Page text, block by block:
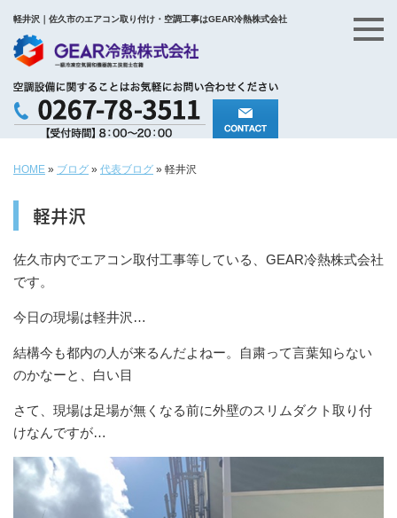
軽井沢｜佐久市のエアコン取り付け・空調工事はGEAR冷熱株式会社
HOME » ブログ » 代表ブログ » 軽井沢
軽井沢
佐久市内でエアコン取付工事等している、GEAR冷熱株式会社
です。
今日の現場は軽井沢…
結構今も都内の人が来るんだよねー。自粛って言葉知らない
のかなーと、白い目
さて、現場は足場が無くなる前に外壁のスリムダクト取り付
けなんですが…